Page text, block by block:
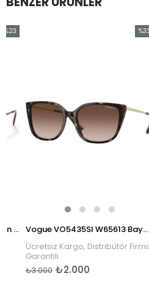
Vogue VO4198S 280/36 Kadın Güneş Gözlüğü
Vogue VO5435SI W65613 Bayan Güneş Gözlüğü
Ücretsiz Kargo, Distribütör Firma
Garantili
₺2.000
₺3.000
%33